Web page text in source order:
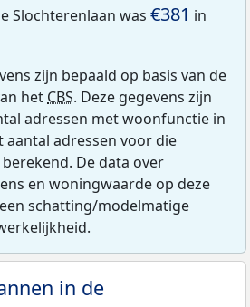
Slochterenlaan was €381 in
zijn bepaald op basis van de
het CBS. Deze gegevens zijn
adressen met woonfunctie in
aantal adressen voor die
De data over
en woningwaarde op deze
schatting/modelmatige
in de